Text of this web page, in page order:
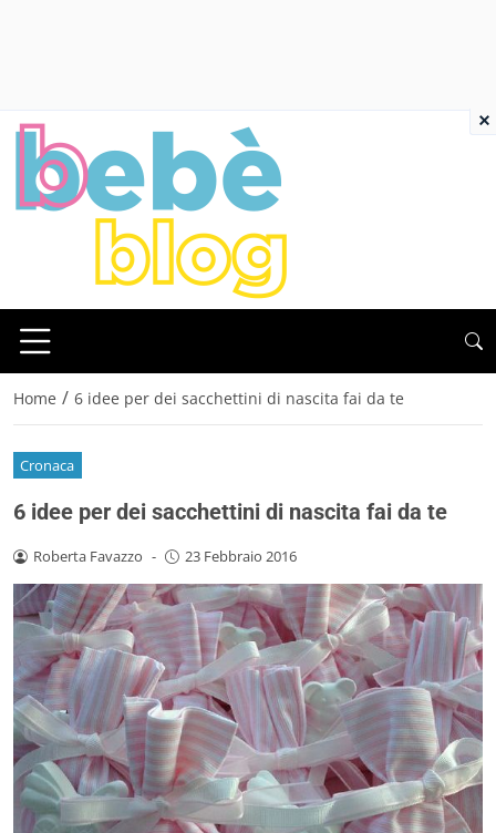
Home / 6 idee per dei sacchettini di nascita fai da te
Cronaca
6 idee per dei sacchettini di nascita fai da te
Roberta Favazzo - 23 Febbraio 2016
×